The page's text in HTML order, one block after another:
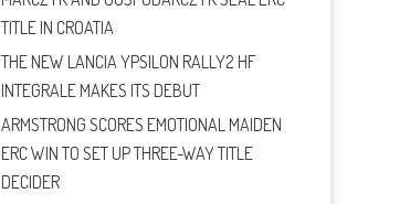
TITLE IN CROATIA
THE NEW LANCIA YPSILON RALLY2 HF
INTEGRALE MAKES ITS DEBUT
ARMSTRONG SCORES EMOTIONAL MAIDEN
ERC WIN TO SET UP THREE-WAY TITLE
DECIDER